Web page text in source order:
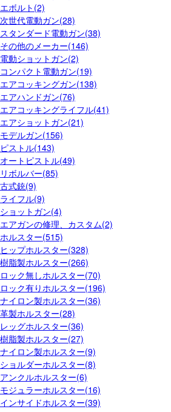
エボルト(2)
次世代電動ガン(28)
スタンダード電動ガン(38)
その他のメーカー(146)
電動ショットガン(2)
コンパクト電動ガン(19)
エアコッキングガン(138)
エアハンドガン(76)
エアコッキングライフル(41)
エアショットガン(21)
モデルガン(156)
ピストル(143)
オートピストル(49)
リボルバー(85)
古式銃(9)
ライフル(9)
ショットガン(4)
エアガンの修理、カスタム(2)
ホルスター(515)
ヒップホルスター(328)
樹脂製ホルスター(266)
ロック無しホルスター(70)
ロック有りホルスター(196)
ナイロン製ホルスター(36)
革製ホルスター(28)
レッグホルスター(36)
樹脂製ホルスター(27)
ナイロン製ホルスター(9)
ショルダーホルスター(8)
アンクルホルスター(6)
モジュラーホルスター(16)
インサイドホルスター(39)